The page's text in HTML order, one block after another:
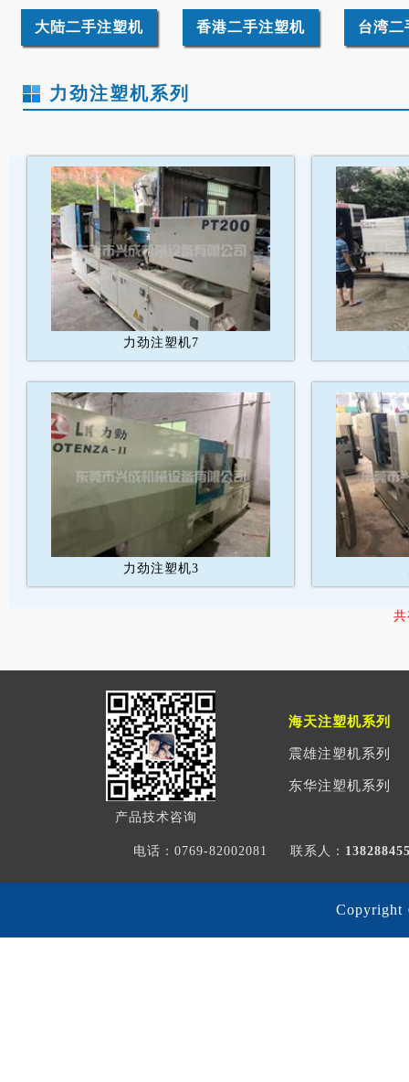
大陆二手注塑机 香港二手注塑机 台湾二
力劲注塑机系列
力劲注塑机7
力劲注塑机3
产品技术咨询
海天注塑机系列
震雄注塑机系列
东华注塑机系列
电话：0769-82002081 联系人：
Copyright